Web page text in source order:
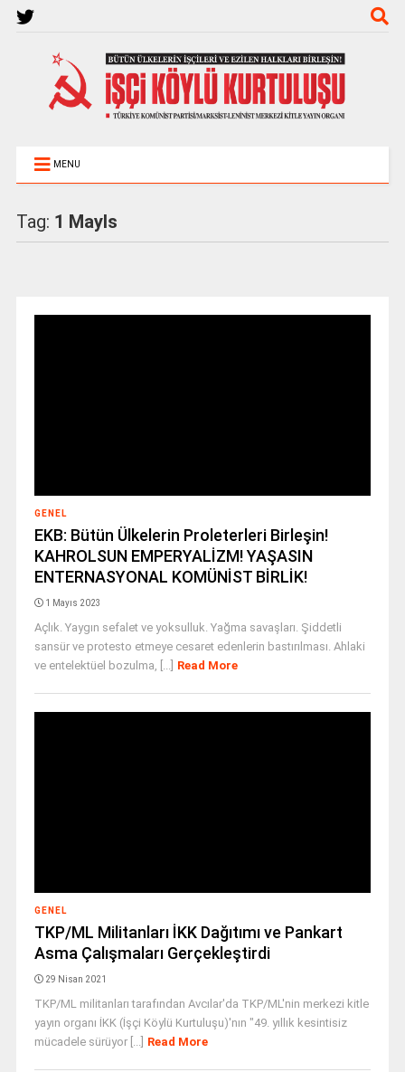
MENU
Tag: 1 MayIs
GENEL
EKB: Bütün Ülkelerin Proleterleri Birleşin!
KAHROLSUN EMPERYALİZM! YAŞASIN
ENTERNASYONAL KOMÜNİST BİRLİK!
1 Mayıs 2023
Açlık. Yaygın sefalet ve yoksulluk. Yağma savaşları. Şiddetli
sansür ve protesto etmeye cesaret edenlerin bastırılması. Ahlaki
ve entelektüel bozulma, [...] Read More
GENEL
TKP/ML Militanları İKK Dağıtımı ve Pankart
Asma Çalışmaları Gerçekleştirdi
29 Nisan 2021
TKP/ML militanları tarafından Avcılar'da TKP/ML'nin merkezi kitle
yayın organı İKK (İşçi Köylü Kurtuluşu)'nın "49. yıllık kesintisiz
mücadele sürüyor [...] Read More